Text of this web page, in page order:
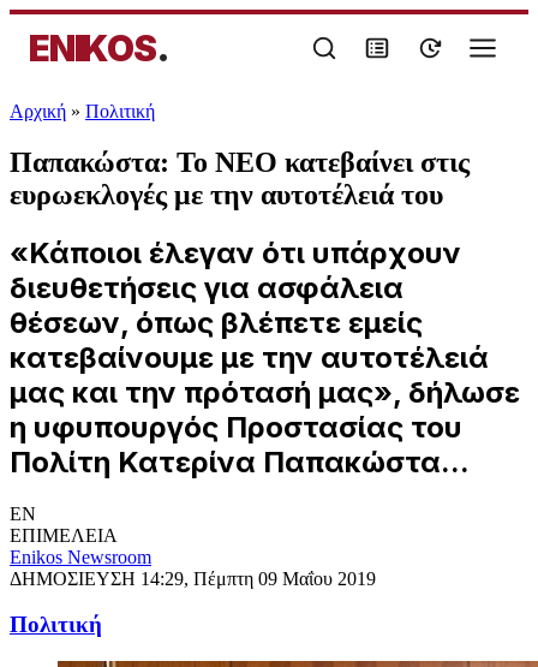
ENIKOS.
Αρχική » Πολιτική
Παπακώστα: Το ΝΕΟ κατεβαίνει στις
ευρωεκλογές με την αυτοτέλειά του
«Κάποιοι έλεγαν ότι υπάρχουν
διευθετήσεις για ασφάλεια
θέσεων, όπως βλέπετε εμείς
κατεβαίνουμε με την αυτοτέλειά
μας και την πρότασή μας», δήλωσε
η υφυπουργός Προστασίας του
Πολίτη Κατερίνα Παπακώστα...
EN
ΕΠΙΜΕΛΕΙΑ
Enikos Newsroom
ΔΗΜΟΣΙΕΥΣΗ 14:29, Πέμπτη 09 Μαΐου 2019
Πολιτική